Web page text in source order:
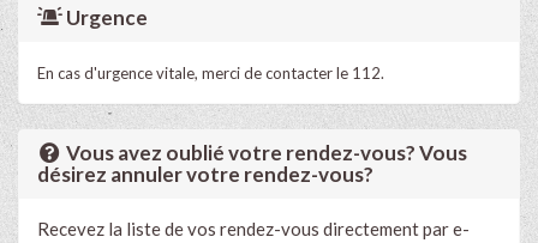
Urgence
En cas d'urgence vitale, merci de contacter le 112.
Vous avez oublié votre rendez-vous? Vous
désirez annuler votre rendez-vous?
Recevez la liste de vos rendez-vous directement par e-